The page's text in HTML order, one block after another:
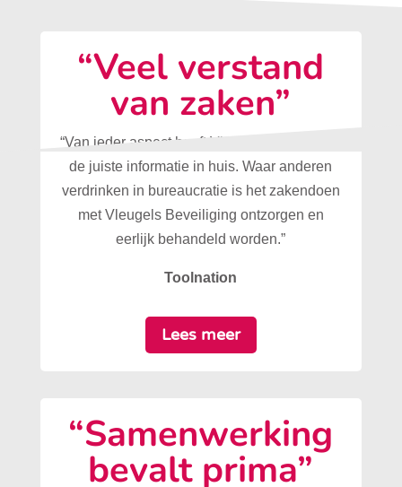
“Veel verstand
van zaken”
“Van ieder aspect heeft Vleugels Beveiliging
de juiste informatie in huis. Waar anderen
verdrinken in bureaucratie is het zakendoen
met Vleugels Beveiliging ontzorgen en
eerlijk behandeld worden.”
Toolnation
Lees meer
“Samenwerking
bevalt prima”